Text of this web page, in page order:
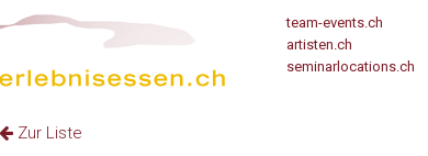
team-events.ch
artisten.ch
seminarlocations.ch
Zur Liste